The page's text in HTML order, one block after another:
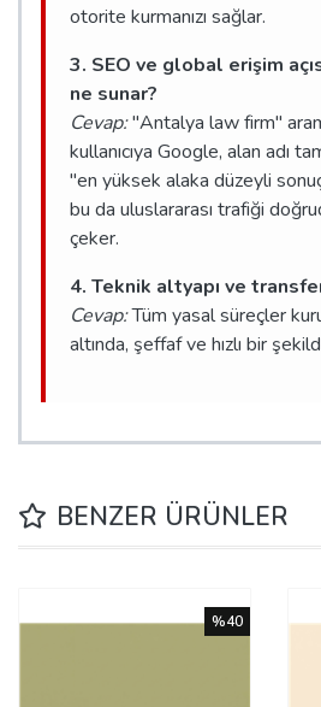
otorite kurmanızı sağlar.
3. SEO ve global erişim
ne sunar?
Cevap:"Antalya law firm"
kullanıcıya Google, alan adı
"en yüksek alaka düzeyli
bu da uluslararası trafiği
çeker.
4. Teknik altyapı ve
Cevap:Tüm yasal süreçler
altında, şeffaf ve hızlı bir
BENZER ÜRÜNLER
%40